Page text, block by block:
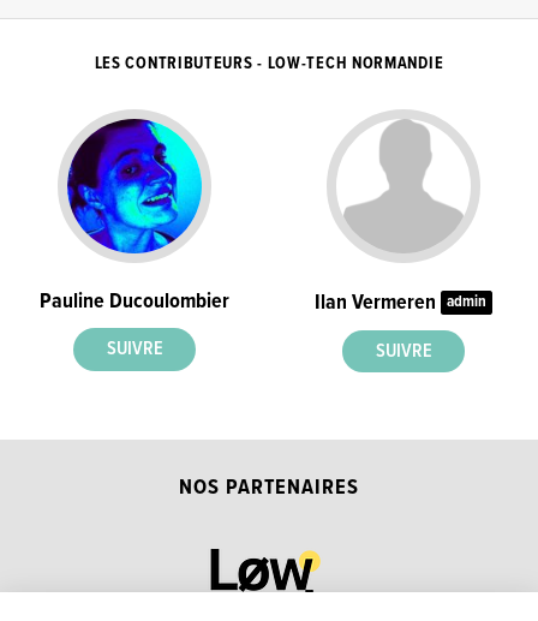
LES CONTRIBUTEURS - LOW-TECH NORMANDIE
Pauline Ducoulombier Ilan Vermeren admin
NOS PARTENAIRES